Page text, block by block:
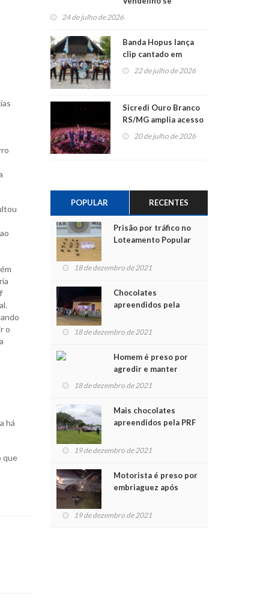
o
há
que
apresenta na
24 de julho de 2026
Banda Hopus lança
clip cantado em
alemão e inglês
22 de julho de 2026
Sicredi Ouro Branco
RS/MG amplia acesso
ao show dos 45 anos
para mais associados
20 de julho de 2026
POPULAR RECENTES
Prisão por tráfico no
Loteamento Popular
18 de dezembro de 2021
Chocolates
apreendidos pela
para crianças na
18 de dezembro de 2021
Homem é preso por
agredir e manter
mulher em cárcere
18 de dezembro de 2021
Mais chocolates
apreendidos pela PRF
crianças no Natal
19 de dezembro de 2021
Motorista é preso por
embriaguez após
feridos
19 de dezembro de 2021